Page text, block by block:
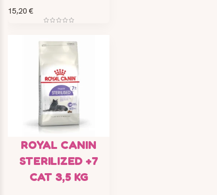
15,20 €
ROYAL CANIN
STERILIZED +7
CAT 3,5 KG